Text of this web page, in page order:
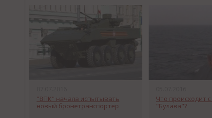
"ВПК" начала испытывать
новый бронетранспортер
Что происходит
"Булава"?